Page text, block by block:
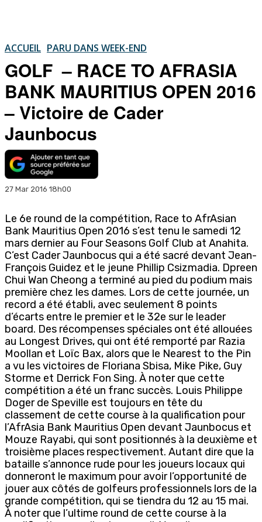
ACCUEIL PARU DANS WEEK-END
GOLF – RACE TO AFRASIA
BANK MAURITIUS OPEN 2016
– Victoire de Cader
Jaunbocus
27 Mar 2016 18h00
Le 6e round de la compétition, Race to AfrAsian
Bank Mauritius Open 2016 s’est tenu le samedi 12
mars dernier au Four Seasons Golf Club at Anahita.
C’est Cader Jaunbocus qui a été sacré devant Jean-
François Guidez et le jeune Phillip Csizmadia. Dpreen
Chui Wan Cheong a terminé au pied du podium mais
première chez les dames. Lors de cette journée, un
record a été établi, avec seulement 8 points
d’écarts entre le premier et le 32e sur le leader
board. Des récompenses spéciales ont été allouées
au Longest Drives, qui ont été remporté par Razia
Moollan et Loïc Bax, alors que le Nearest to the Pin
a vu les victoires de Floriana Sbisa, Mike Pike, Guy
Storme et Derrick Fon Sing. À noter que cette
compétition a été un franc succès. Louis Philippe
Doger de Speville est toujours en tête du
classement de cette course à la qualification pour
l’AfrAsia Bank Mauritius Open devant Jaunbocus et
Mouze Rayabi, qui sont positionnés à la deuxième et
troisième places respectivement. Autant dire que la
bataille s’annonce rude pour les joueurs locaux qui
donneront le maximum pour avoir l’opportunité de
jouer aux côtés de golfeurs professionnels lors de la
grande compétition, qui se tiendra du 12 au 15 mai.
À noter que l’ultime round de cette course à la